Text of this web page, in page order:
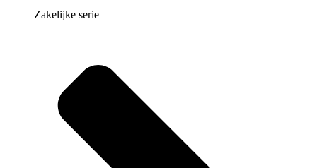
Zakelijke serie